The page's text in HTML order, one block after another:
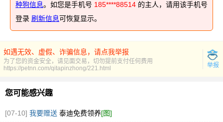
种狗信息。如您是手机号 185****88514 的主人，请用该手机号
登录 刷新信息可恢复显示。
如遇无效、虚假、诈骗信息，请点我举报
为了您的资金安全，请见面交易，切勿提前支付任何费用
举报
https://petnn.com/qitapinzhong/221.html
您可能感兴趣
[07-10] 我要赠送 泰迪免费领养[图]